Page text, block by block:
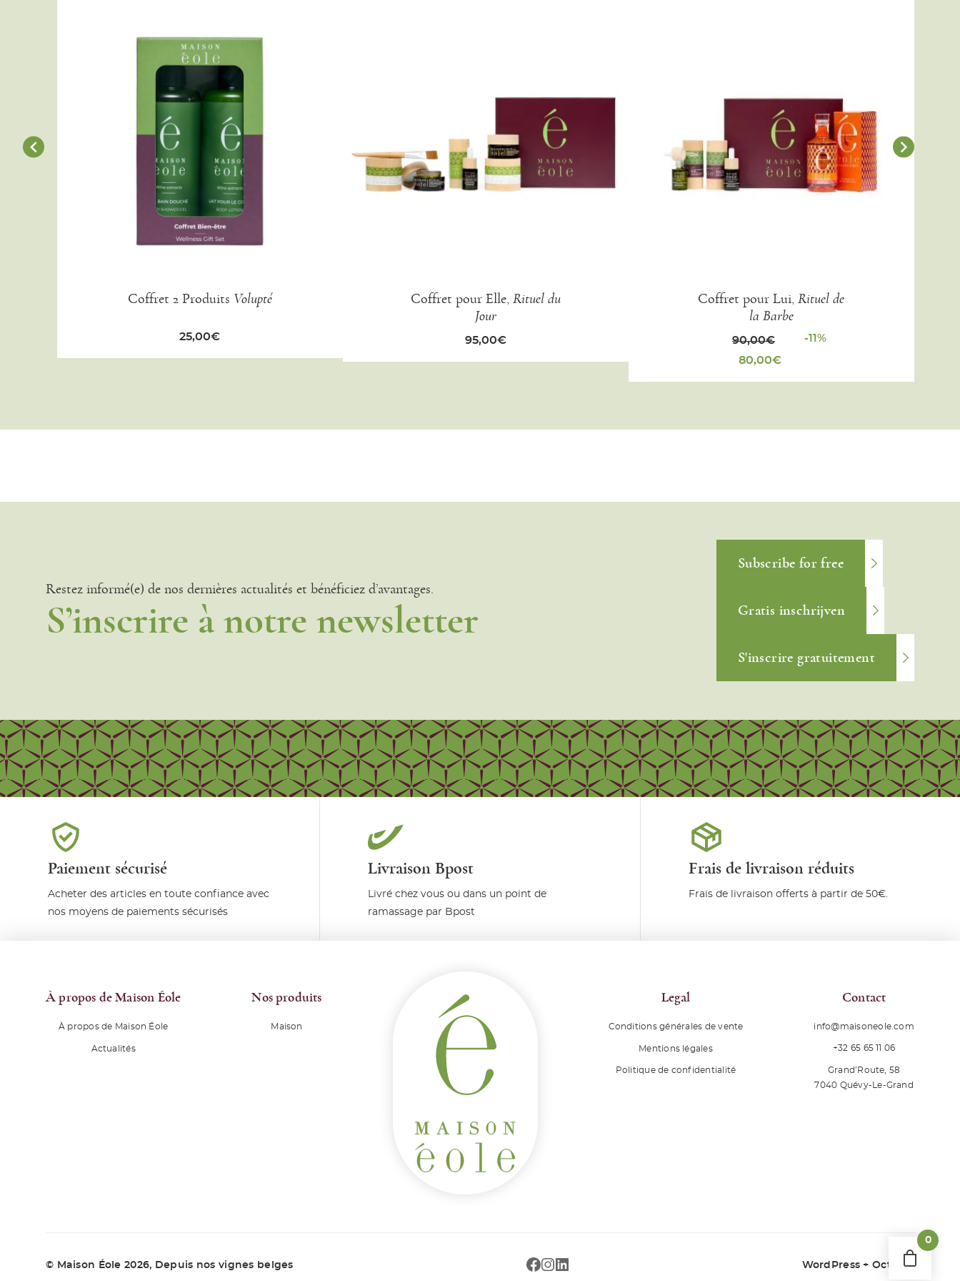
Coffret 2 Produits Volupté
25,00€
Coffret pour Elle, Rituel du
Jour
95,00€
Coffret pour Lui, Rituel de
la Barbe
90,00€
80,00€
-11%
Restez informé(e) de nos dernières actualités et bénéficiez d’avantages.
S’inscrire à notre newsletter
Subscribe for free
Gratis inschrijven
S'inscrire gratuitement
Paiement sécurisé
Acheter des articles en toute confiance avec
nos moyens de paiements sécurisés
Livraison Bpost
Livré chez vous ou dans un point de
ramassage par Bpost
Frais de livraison réduits
Frais de livraison offerts à partir de 50€.
À propos de Maison Éole
À propos de Maison Éole
Actualités
Nos produits
Maison
Legal
Conditions générales de vente
Mentions légales
Politique de confidentialité
Contact
info@maisoneole.com
+32 65 65 11 06
Grand’Route, 58
7040 Quévy-Le-Grand
© Maison Éole 2026, Depuis nos vignes belges WordPress + Octopix
0